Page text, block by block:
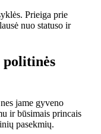
Prieiga prie
nuo statuso ir
jame gyveno
ir būsimais princais
pasekmių.